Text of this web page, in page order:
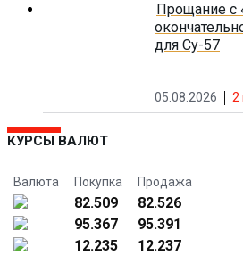
Прощание с
для Су-57
05.08.2026 2
КУРСЫ ВАЛЮТ
Валюта Покупка Продажа
82.509
82.526
95.367
95.391
12.235
12.237